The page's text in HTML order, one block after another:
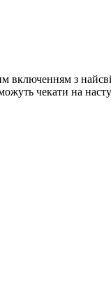
з
можуть чекати на